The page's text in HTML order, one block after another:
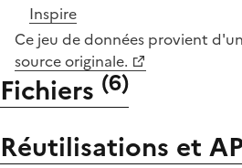
Inspire
Ce jeu de données provient
source originale.
Fichiers (6)
Réutilisations et